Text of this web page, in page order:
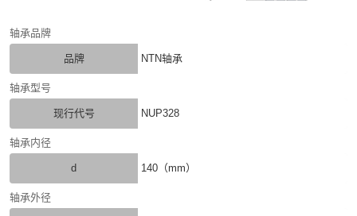
轴承品牌
品牌 NTN轴承
轴承型号
现行代号 NUP328
轴承内径
d 140（mm）
轴承外径